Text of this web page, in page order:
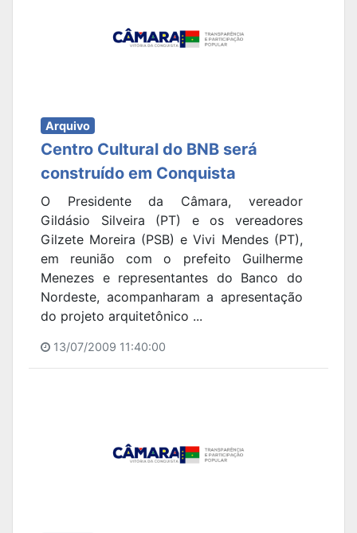
Arquivo
Centro Cultural do BNB será
construído em Conquista
O Presidente da Câmara, vereador
Gildásio Silveira (PT) e os vereadores
Gilzete Moreira (PSB) e Vivi Mendes (PT),
em reunião com o prefeito Guilherme
Menezes e representantes do Banco do
Nordeste, acompanharam a apresentação
do projeto arquitetônico ...
13/07/2009 11:40:00